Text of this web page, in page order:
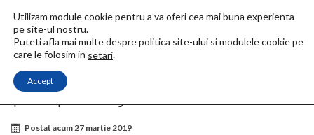
Acasa Magrav
Aplicatiile plasmei in agricultura
Postat acum 27 martie 2019
Utilizam module cookie pentru a va oferi cea mai buna experienta
pe site-ul nostru.
Puteti afla mai multe despre politica site-ului si modulele cookie pe
care le folosim in setari.
Accept